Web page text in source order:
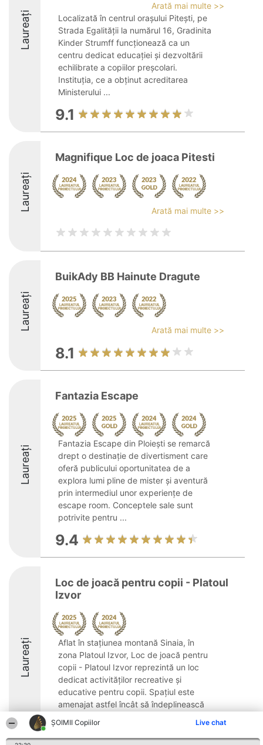
ȘOIMII Copiilor Live chat
Laureați
Arată mai multe >>
Localizată în centrul orașului Pitești, pe
Strada Egalității la numărul 16, Gradinita
Kinder Strumff funcționează ca un
centru dedicat educației și dezvoltării
echilibrate a copiilor preșcolari.
Instituția, ce a obținut acreditarea
Ministerului ...
9.1
Laureați
Magnifique Loc de joaca Pitesti
Arată mai multe >>
Laureați
BuikAdy BB Hainute Dragute
Arată mai multe >>
8.1
Laureați
Fantazia Escape
Fantazia Escape din Ploiești se remarcă
drept o destinație de divertisment care
oferă publicului oportunitatea de a
explora lumi pline de mister și aventură
prin intermediul unor experiențe de
escape room. Conceptele sale sunt
potrivite pentru ...
9.4
Laureați
Loc de joacă pentru copii - Platoul
Izvor
Aflat în stațiunea montană Sinaia, în
zona Platoul Izvor, Loc de joacă pentru
copii - Platoul Izvor reprezintă un loc
dedicat activităților recreative și
educative pentru copii. Spațiul este
amenajat astfel încât să îndeplinească
8.6